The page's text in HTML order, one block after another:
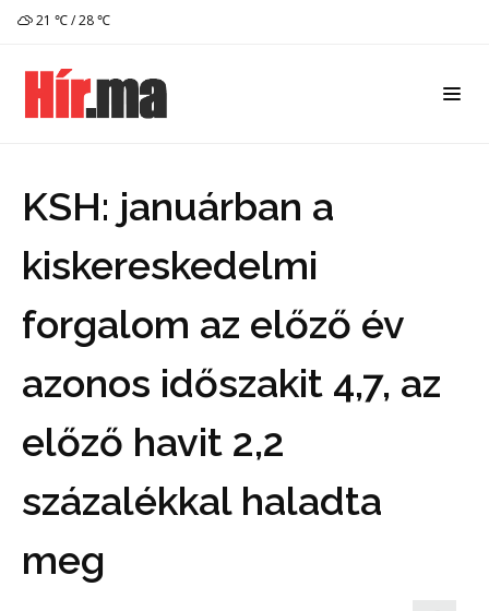
21 ℃ / 28 ℃
KSH: januárban a
kiskereskedelmi
forgalom az előző év
azonos időszakit 4,7, az
előző havit 2,2
százalékkal haladta
meg